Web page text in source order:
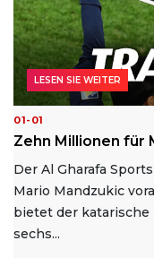
01-01
Zehn Millionen für
Der Al Gharafa
Mario Mandzukic
bietet der katarische
sechs...
LESEN SIE WEITER